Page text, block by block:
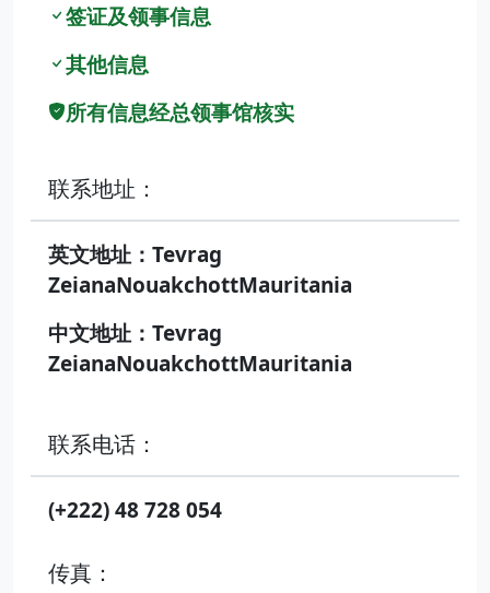
签证及领事信息
其他信息
所有信息经总领事馆核实
联系地址：
英文地址：Tevrag
ZeianaNouakchottMauritania
中文地址：Tevrag
ZeianaNouakchottMauritania
联系电话：
(+222) 48 728 054
传真：